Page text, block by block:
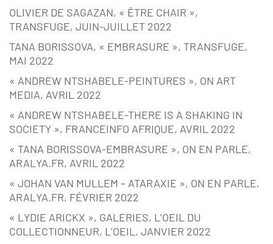
OLIVIER DE SAGAZAN, « ÊTRE CHAIR »,
TRANSFUGE, JUIN-JUILLET 2022
TANA BORISSOVA, « EMBRASURE », TRANSFUGE,
MAI 2022
« ANDREW NTSHABELE-PEINTURES », ON ART
MEDIA, AVRIL 2022
« ANDREW NTSHABELE-THERE IS A SHAKING IN
SOCIETY », FRANCEINFO AFRIQUE, AVRIL 2022
« TANA BORISSOVA-EMBRASURE », ON EN PARLE,
ARALYA.FR, AVRIL 2022
« JOHAN VAN MULLEM – ATARAXIE », ON EN PARLE,
ARALYA.FR, FÉVRIER 2022
« LYDIE ARICKX », GALERIES, L’OEIL DU
COLLECTIONNEUR, L’OEIL, JANVIER 2022